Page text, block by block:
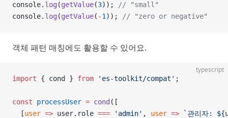
console. log (getValue(3));
// "small"
console. log (getValue( -1 )); // "zero or negative"
객체 패턴 매칭에도 활용할 수 있어요.
typescript
import { cond } from 'es-toolkit/compat' ;
const processUser = cond ([
  [
user => user.role === 'admin' , user => `관리자: ${